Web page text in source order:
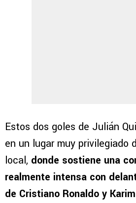
Estos dos goles de Julián
en un lugar muy privilegiado
local, donde sostiene una
realmente intensa con
de Cristiano Ronaldo y